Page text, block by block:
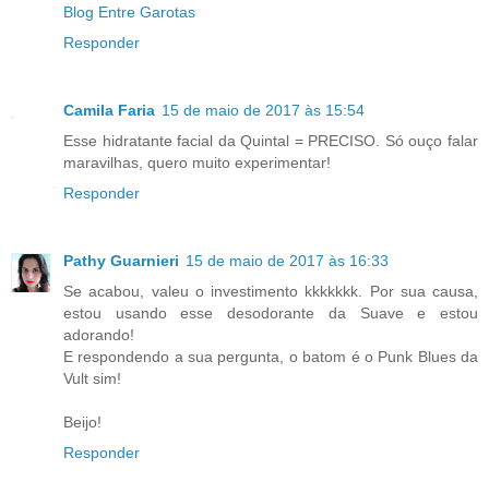
Blog Entre Garotas
Responder
Camila Faria 15 de maio de 2017 às 15:54
Esse hidratante facial da Quintal = PRECISO. Só ouço falar
maravilhas, quero muito experimentar!
Responder
Pathy Guarnieri 15 de maio de 2017 às 16:33
Se acabou, valeu o investimento kkkkkkk. Por sua causa,
estou usando esse desodorante da Suave e estou
adorando!
E respondendo a sua pergunta, o batom é o Punk Blues da
Vult sim!
Beijo!
Responder